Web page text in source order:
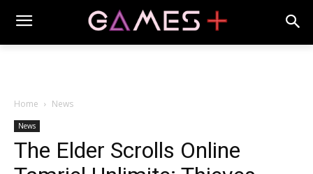
Home News
News
The Elder Scrolls Online